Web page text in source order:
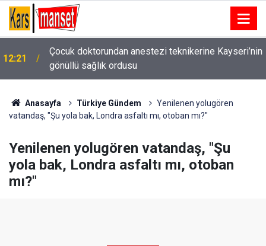
12:20 Başkan Kurnaz: "Büyüklerimiz göz bebeğimizdir"
Anasayfa Türkiye Gündem
Yenilenen yolugören
vatandaş, "Şu yola bak, Londra asfaltı mı, otoban mı?"
Yenilenen yolugören vatandaş, "Şu
yola bak, Londra asfaltı mı, otoban
mı?"